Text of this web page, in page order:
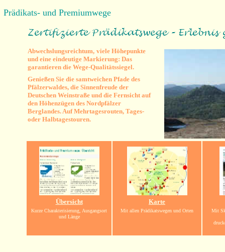
Prädikats- und Premiumwege
Abwechslungsreichtum, viele Höhepunkte
und eine eindeutige Markierung: Das
garantieren die Wege-Qualitätssiegel.
Genießen Sie die samtweichen Pfade des
Pfälzerwaldes, die Sinnenfreude der
Deutschen Weinstraße und die Fernsicht auf
den Höhenzügen des Nordpfälzer
Berglandes. Auf Mehrtagesrouten, Tages-
oder Halbtagestouren.
Übersicht
Kurze Charakterisierung, Ausgangsort
und Länge
Karte
Mit allen Prädikatswegen und Orten Mit